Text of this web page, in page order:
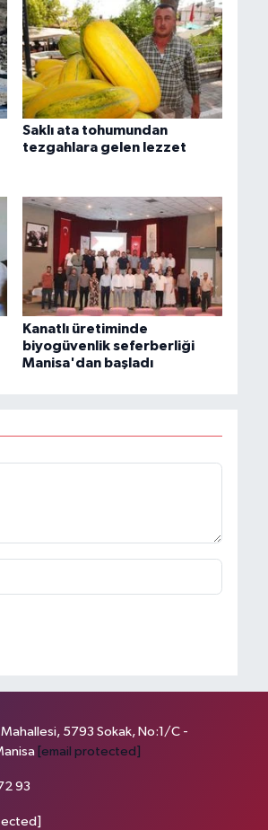
Saklı ata tohumundan
tezgahlara gelen lezzet
Kanatlı üretiminde
biyogüvenlik seferberliği
Manisa'dan başladı
5793 Sokak, No:1/C -
[email protected]
93